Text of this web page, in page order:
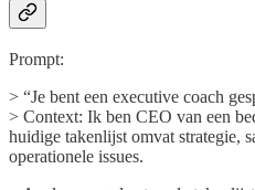
Prompt:
> “Je bent een executive coach
> Context: Ik ben CEO van een
huidige takenlijst omvat strategie,
operationele issues.